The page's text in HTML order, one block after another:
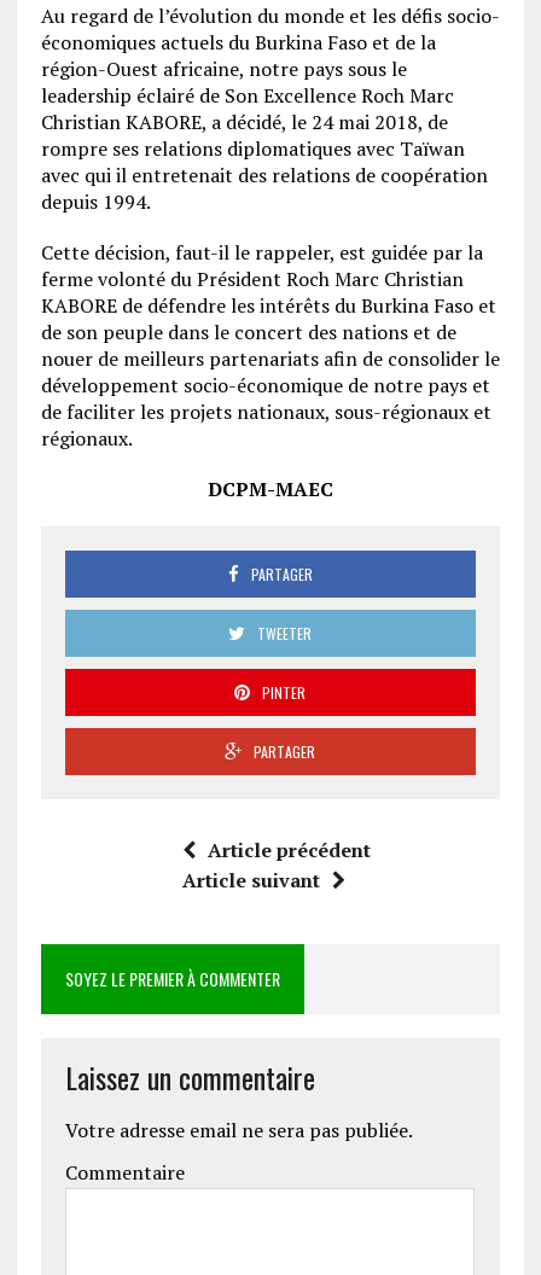
Au regard de l’évolution du monde et les défis socio-
économiques actuels du Burkina Faso et de la
région-Ouest africaine, notre pays sous le
leadership éclairé de Son Excellence Roch Marc
Christian KABORE, a décidé, le 24 mai 2018, de
rompre ses relations diplomatiques avec Taïwan
avec qui il entretenait des relations de coopération
depuis 1994.
Cette décision, faut-il le rappeler, est guidée par la
ferme volonté du Président Roch Marc Christian
KABORE de défendre les intérêts du Burkina Faso et
de son peuple dans le concert des nations et de
nouer de meilleurs partenariats afin de consolider le
développement socio-économique de notre pays et
de faciliter les projets nationaux, sous-régionaux et
régionaux.
DCPM-MAEC
PARTAGER
TWEETER
PINTER
PARTAGER
Article précédent
Article suivant
SOYEZ LE PREMIER À COMMENTER
Laissez un commentaire
Votre adresse email ne sera pas publiée.
Commentaire